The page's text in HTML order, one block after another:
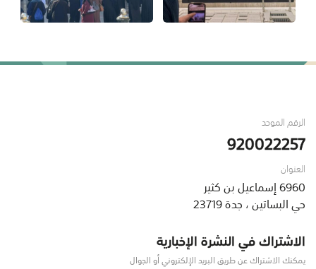
الرقم الموحد
920022257
العنوان
6960 إسماعيل بن كثير
حي البساتين ، جدة 23719
الاشتراك في النشرة الإخبارية
يمكنك الاشتراك عن طريق البريد الإلكتروني أو الجوال